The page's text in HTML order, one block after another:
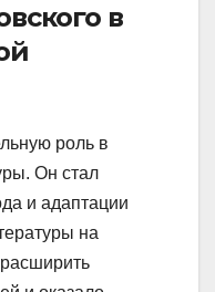
в
роль в
Он стал
и адаптации
на